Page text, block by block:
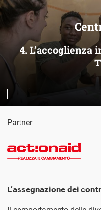
4. L’accoglienza
Partner
L’assegnazione dei